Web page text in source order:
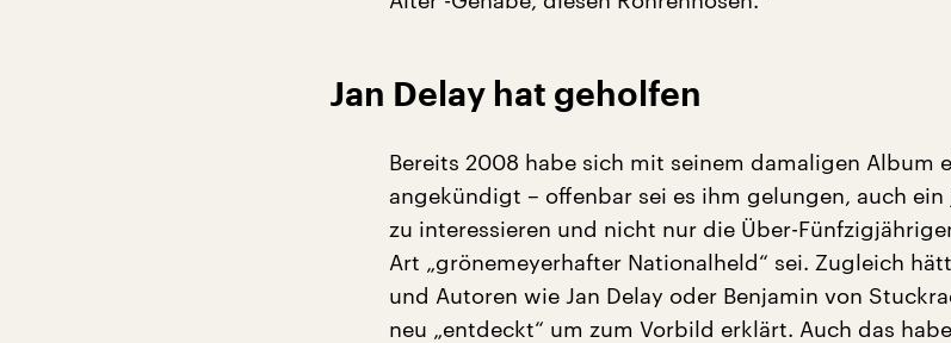
Jan Delay hat geholfen
Bereits 2008 habe sich mit seinem damaligen Album
angekündigt – offenbar sei es ihm gelungen, auch
zu interessieren und nicht nur die Über-
Art „grönemeyerhafter Nationalheld“ sei. Zugleich
und Autoren wie Jan Delay oder Benjamin von
neu „entdeckt“ um zum Vorbild erklärt. Auch das